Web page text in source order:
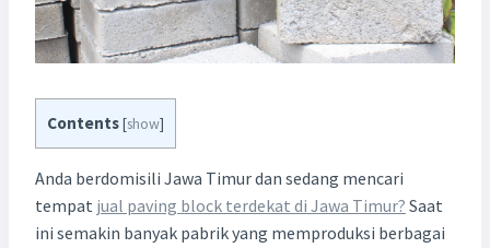
Contents[show]
Anda berdomisili Jawa Timur dan sedang mencari
tempat jual paving block terdekat di Jawa Timur? Saat
ini semakin banyak pabrik yang memproduksi berbagai